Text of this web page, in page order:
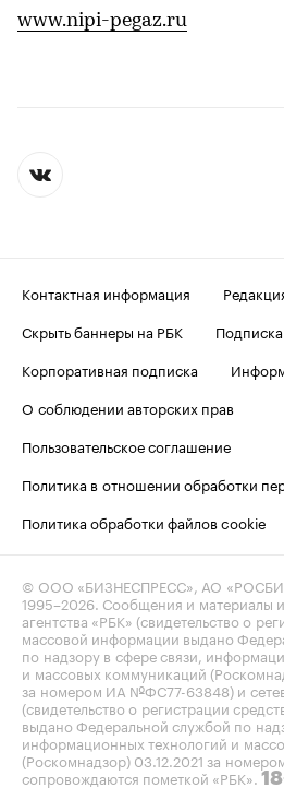
www.nipi-pegaz.ru
Контактная информация
Скрыть баннеры на РБК
Корпоративная подписка
О соблюдении авторских прав
Пользовательское соглашение
Политика в отношении обработки
Политика обработки файлов cookie
© ООО «БИЗНЕСПРЕСС», АО
1995–2026 . Сообщения и материалы
агентства «РБК» (свидетельство о
массовой информации выдано
по надзору в сфере связи,
и массовых коммуникаций
за номером ИА №ФС77-63848) и
(свидетельство о регистрации
выдано Федеральной службой по
информационных технологий и
(Роскомнадзор) 03.12.2021 за
сопровождаются пометкой «РБК».